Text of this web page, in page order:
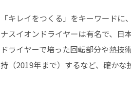
「キレイをつくる」をキーワード
ナスイオンドライヤーは有名で、日
ドライヤーで培った回転部分や熱
持（2019年まで）するなど、確かな